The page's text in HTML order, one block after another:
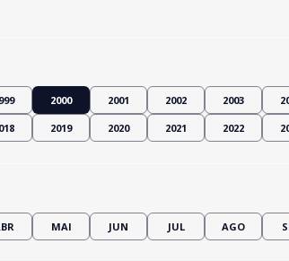
2000 2001 2002 2003
2019 2020 2021 2022
MAI JUN JUL AGO